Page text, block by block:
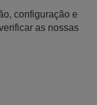
configuração e
as nossas